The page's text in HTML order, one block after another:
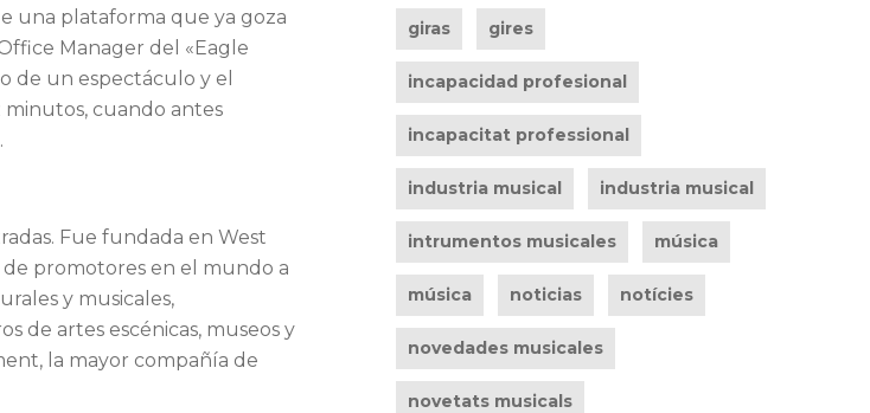
una plataforma que ya goza
Manager del «Eagle
de un espectáculo y el
cuando antes
Fue fundada en West
de promotores en el mundo a
y musicales,
de artes escénicas, museos y
la mayor compañía de
giras gires
incapacidad profesional
incapacitat professional
industria musical industria musical
intrumentos musicales música
música noticias notícies
novedades musicales
novetats musicals